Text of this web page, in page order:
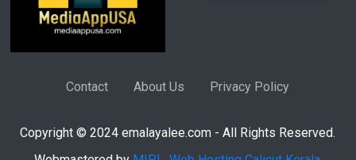
Contact About Us Privacy Policy
Copyright © 2024 emalayalee.com - All Rights Reserved.